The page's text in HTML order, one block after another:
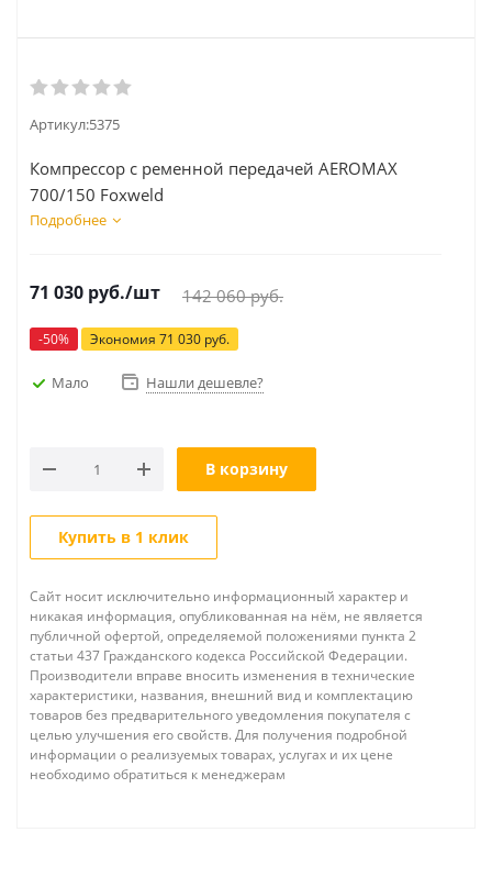
Артикул:5375
Компрессор с ременной передачей AEROMAX
700/150 Foxweld
Подробнее
71 030 руб./шт 142 060руб.
-50% Экономия 71 030 руб.
Мало Нашли дешевле?
В корзину
Купить в 1 клик
Сайт носит исключительно информационный характер и
никакая информация, опубликованная на нём, не является
публичной офертой, определяемой положениями пункта 2
статьи 437 Гражданского кодекса Российской Федерации.
Производители вправе вносить изменения в технические
характеристики, названия, внешний вид и комплектацию
товаров без предварительного уведомления покупателя с
целью улучшения его свойств. Для получения подробной
информации о реализуемых товарах, услугах и их цене
необходимо обратиться к менеджерам